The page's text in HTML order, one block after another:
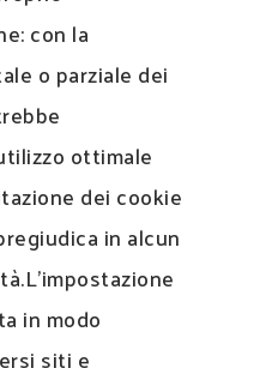
con la
o parziale dei
ottimale
dei cookie
in alcun
in modo
siti e